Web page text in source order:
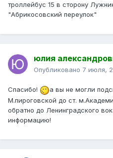
троллейбус 15 в сторону
"Абрикосовский переулок"
юлия
Опубликовано 7 июля,
Спасибо!
а вы не могли
М.пироговской до ст.
обратно до Ленинградского
информацию!